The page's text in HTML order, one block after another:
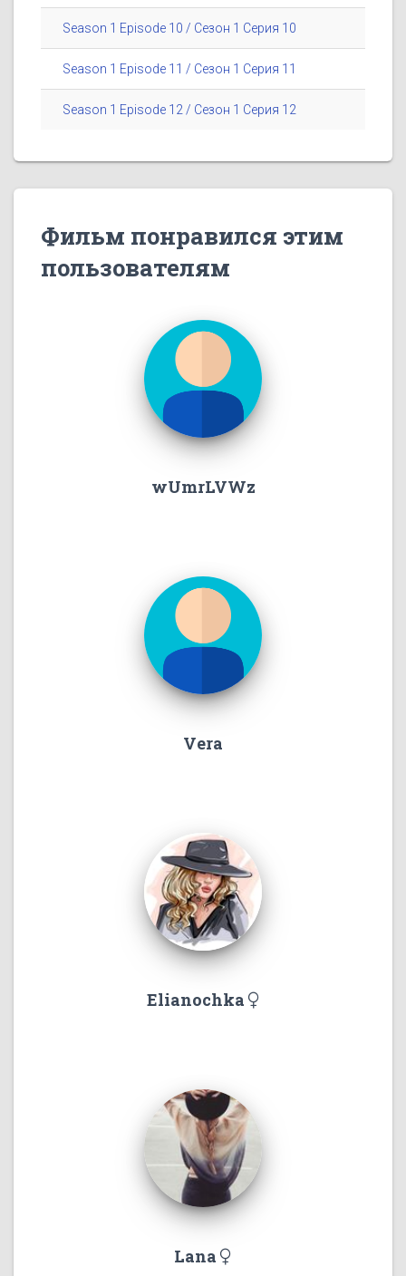
Season 1 Episode 10 / Сезон 1 Серия 10
Season 1 Episode 11 / Сезон 1 Серия 11
Season 1 Episode 12 / Сезон 1 Серия 12
Фильм понравился этим
пользователям
wUmrLVWz
Vera
Elianochka
Lana